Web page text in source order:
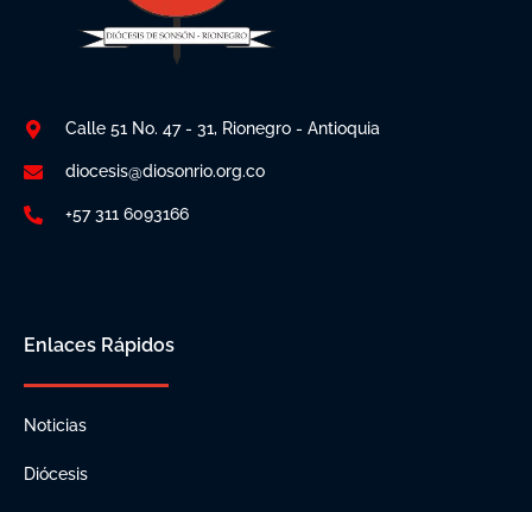
Calle 51 No. 47 - 31, Rionegro - Antioquia
diocesis@diosonrio.org.co
+57 311 6093166
Enlaces Rápidos
Noticias
Diócesis